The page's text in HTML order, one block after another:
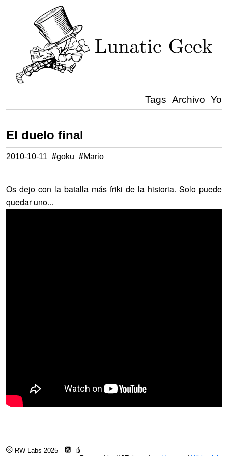
Tags Archivo Yo
El duelo final
2010-10-11 #goku #Mario
Os dejo con la batalla más friki de la historia. Solo puede
quedar uno...
RW Labs 2025